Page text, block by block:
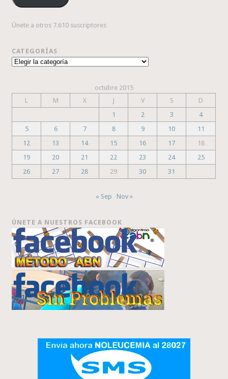
Únete a otros 7.610 suscriptores
CATEGORÍAS
Categorías
octubre 2015
L
M X J V S
D
1
2 3
4
5
6 7 8 9 10
11
12
13 14 15 16 17
18
19
20 21 22 23 24
25
26
27 28 29 30 31
« Sep Nov »
ÚNETE A NUESTROS FACEBOOK